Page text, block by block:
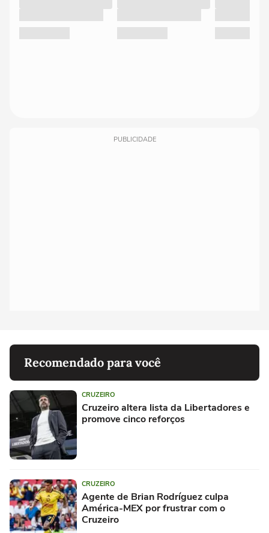
PUBLICIDADE
Recomendado para você
CRUZEIRO
Cruzeiro altera lista da Libertadores e
promove cinco reforços
CRUZEIRO
Agente de Brian Rodríguez culpa
América-MEX por frustrar com o
Cruzeiro